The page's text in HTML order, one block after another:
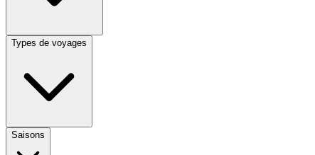
Types de voyages
Saisons